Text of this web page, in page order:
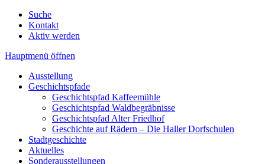
Suche
Kontakt
Aktiv werden
Hauptmenü öffnen
Ausstellung
Geschichtspfade
Geschichtspfad Kaffeemühle
Geschichtspfad Waldbegräbnisse
Geschichtspfad Alter Friedhof
Geschichte auf Rädern – Die Haller Dorfschulen
Stadtgeschichte
Aktuelles
Sonderausstellungen